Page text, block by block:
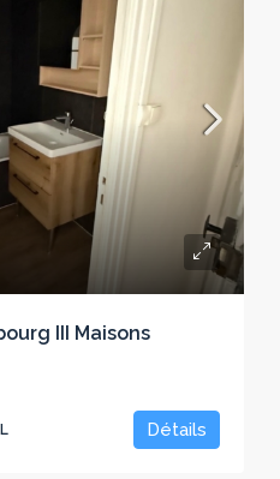
III Maisons
Détails